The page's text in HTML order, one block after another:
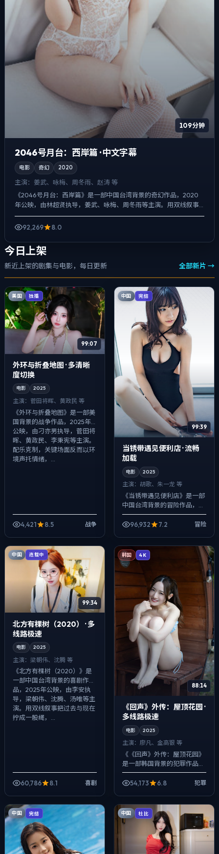
109分钟
2046号月台：西岸篇 · 中文字幕
电影 奇幻 2020
主演： 姜武、咏梅、周冬雨、赵涛 等
《2046号月台：西岸篇》是一部中国台湾背景的奇幻作品，2020
年公映，由林超贤执导，姜武、咏梅、周冬雨等主演。用双线叙事
把过去与现在拧成一股绳，动作戏服务于叙事节点，每场打斗...
92,269
8.0
今日上架
新近上架的剧集与电影，每日更新 全部新片 →
美国 独播
99:07
外环与折叠地图 · 多清晰
度切换
电影 2025
主演： 菅田将晖、黄政民 等
《外环与折叠地图》是一部美
国背景的战争作品，2025年
公映，由刁亦男执导，菅田将
晖、黄政民、李秉宪等主演。
配乐克制，关键场面反而以环
境声托情绪，...
4,421 8.5 战争
中国 完结
99:39
当锈带遇见便利店 · 流畅
加载
电影 2025
主演： 胡歌、朱一龙 等
《当锈带遇见便利店》是一部
中国台湾背景的冒险作品，
2025年公映，由丹尼斯·维伦
纽瓦执导，胡歌、朱一龙、长
96,932 7.2 冒险
中国 连载中
99:34
北方有棵树（2020） · 多
线路极速
电影 2025
主演： 梁朝伟、沈腾 等
《北方有棵树（2020）》是
一部中国台湾背景的喜剧作
品，2025年公映，由李安执
导，梁朝伟、沈腾、汤唯等主
演。用双线叙事把过去与现在
拧成一股绳，...
60,786 8.1 喜剧
韩国 4K
88:14
《回声》外传：屋顶花园 ·
多线路极速
电影 2025
主演： 廖凡、金高银 等
《《回声》外传：屋顶花园》
是一部韩国背景的犯罪作品，
2025年公映，由程耳执导，
廖凡、金高银、段奕宏等主
54,173 6.8 犯罪
中国 完结 中国 杜比